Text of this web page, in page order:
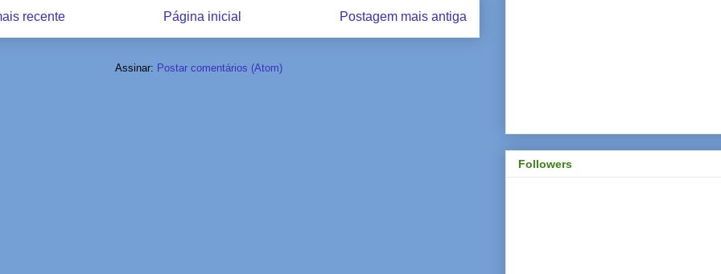
recente Postagem mais antiga
Página inicial
Assinar: Postar comentários (Atom)
Followers